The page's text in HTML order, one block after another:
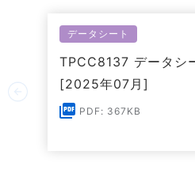
データシート
TPCC8137 データシ
[2025年07月]
PDF: 367KB